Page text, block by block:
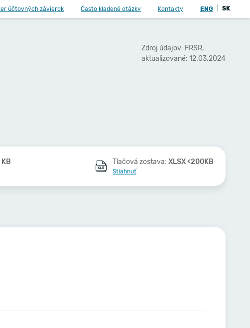
účtovných závierok Často kladené otázky Kontakty ENG SK
Zdroj údajov: FRSR,
aktualizované: 12.03.2024
Tlačová zostava: XLSX <200KB
Stiahnuť